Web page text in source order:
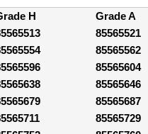
H Grade A
85565521
85565562
85565604
85565646
85565687
85565729